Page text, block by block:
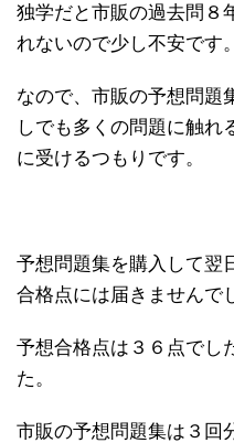
独学だと市販の過去問８
れないので少し不安です。
なので、市販の予想問題
しでも多くの問題に触れ
に受けるつもりです。
予想問題集を購入して翌
合格点には届きませんで
予想合格点は３６点でし
た。
市販の予想問題集は３回